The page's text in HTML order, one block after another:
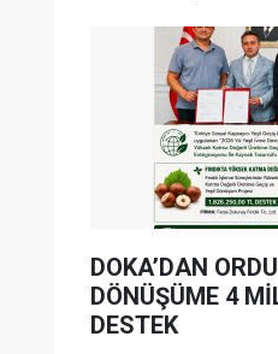
DOKA’DAN
DÖNÜŞÜME 4
DESTEK